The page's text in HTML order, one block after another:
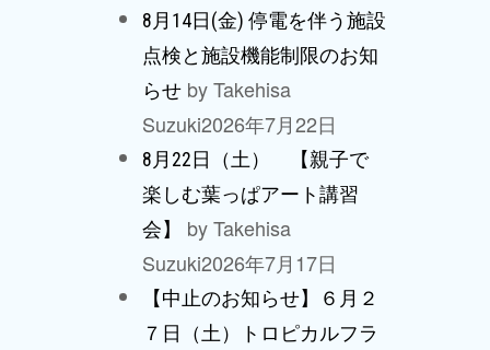
8月14日(金) 停電を伴う施設
点検と施設機能制限のお知
らせ by Takehisa
Suzuki2026年7月22日
8月22日（土） 【親子で
楽しむ葉っぱアート講習
会】
by Takehisa
Suzuki2026年7月17日
【中止のお知らせ】６月２
７日（土）トロピカルフラ